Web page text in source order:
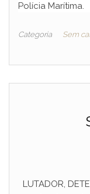
Polícia Marítima.
Categoria Sem
LUTADOR,